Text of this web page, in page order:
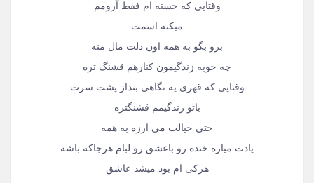
وقتایی که خسته ام فقط آرومم
میکنه اسمت
برو بگو به همه اون دلت مال منه
چه خوبه زندگیمون کنارهم قشنگ تره
وقتایی که قهری یه نگاهی بنداز پشت سرت
باتو زندگیمم قشنگتره
حتی خیالت می ارزه به همه
یادت میاره خنده رو باعشق رو لبام هرجاکه باشه
هرکی ام بود میشد عاشق